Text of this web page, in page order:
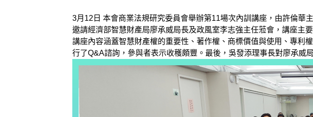
3月12日 本會商業法規研究委員會舉辦第11場次內訓講座，由許倫華
邀請經濟部智慧財產局廖承威局長及政風室李志強主任蒞會，講座主
講座內容涵蓋智慧財產權的重要性、著作權、商標價值與使用、專利
行了Q&A諮詢，參與者表示收穫頗豐。最後，吳發添理事長對廖承威